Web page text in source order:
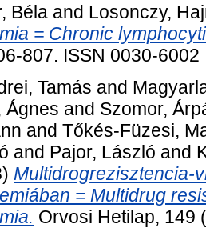
Béla and Losonczy,
= Chronic
807. ISSN 0030-6002
Tamás and
Ágnes and Szomor,
and Tőkés-Füzesi,
and Pajor, László and
Multidrogrezisztencia-
= Multidrug
Orvosi Hetilap, 149